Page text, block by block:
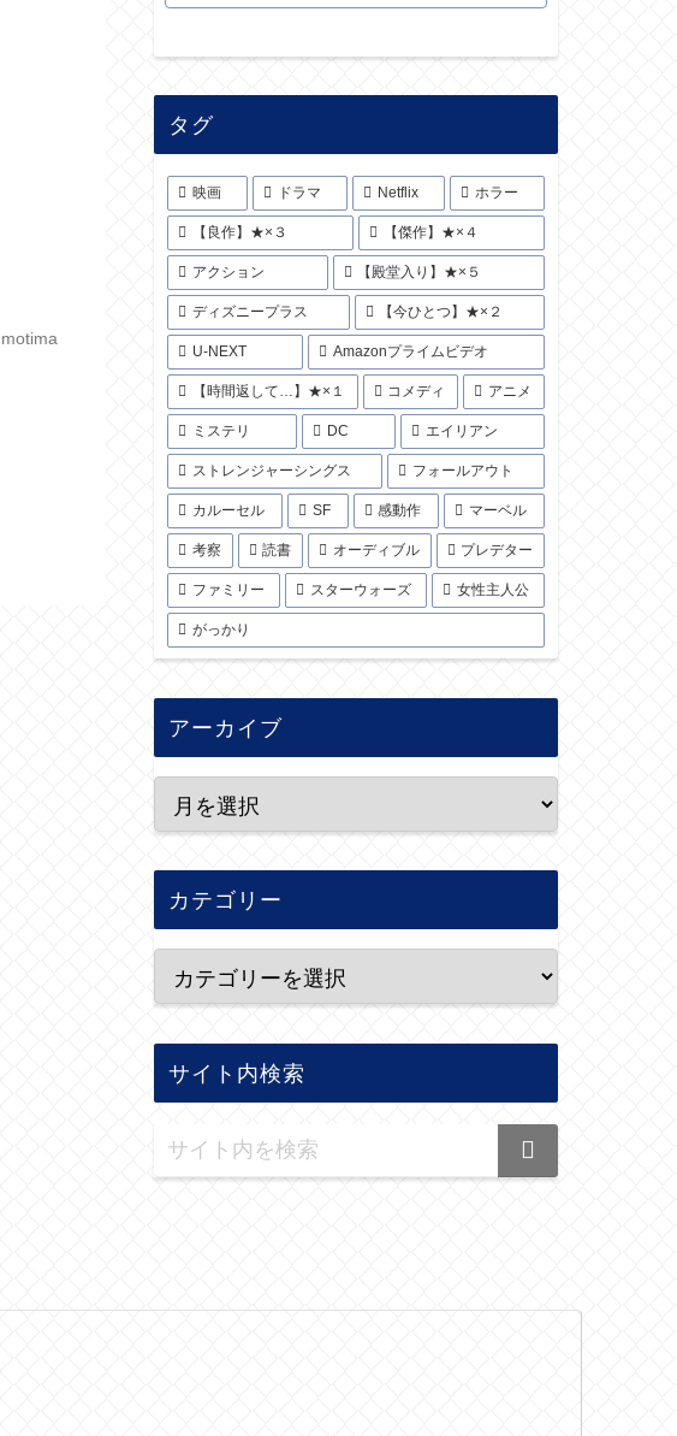
motima
タグ
映画 ドラマ Netflix ホラー
【良作】★×３ 【傑作】★×４
アクション 【殿堂入り】★×５
ディズニープラス 【今ひとつ】★×２
U-NEXT Amazonプライムビデオ
【時間返して…】★×１ コメディ アニメ
ミステリ DC エイリアン
ストレンジャーシングス フォールアウト
カルーセル SF 感動作 マーベル
考察 読書 オーディブル プレデター
ファミリー スターウォーズ 女性主人公
がっかり
アーカイブ
カテゴリー
サイト内検索